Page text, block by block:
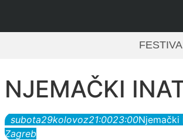
NJEMAČKI
subota29kolovoz21:0023:00Njemački
Zagreb